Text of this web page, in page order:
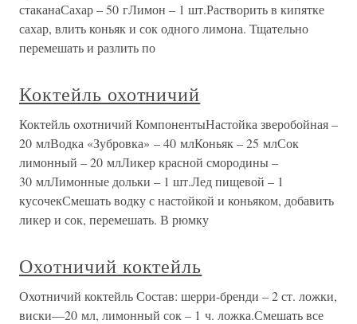
стаканаСахар – 50 гЛимон – 1 шт.Растворить в кипятке
сахар, влить коньяк и сок одного лимона. Тщательно
перемешать и разлить по
Коктейль охотничий
Коктейль охотничий КомпонентыНастойка зверобойная –
20 млВодка «Зубровка» – 40 млКоньяк – 25 млСок
лимонный – 20 млЛикер красной смородины –
30 млЛимонные дольки – 1 шт.Лед пищевой – 1
кусочекСмешать водку с настойкой и коньяком, добавить
ликер и сок, перемешать. В рюмку
Охотничий коктейль
Охотничий коктейль Состав: шерри-бренди – 2 ст. ложки,
виски—20 мл, лимонный сок – 1 ч. ложка.Смешать все